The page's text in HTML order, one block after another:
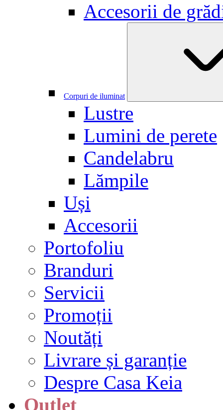
Accesorii de
Corpuri de iluminat
Lustre
Lumini de perete
Candelabru
Lămpile
Uși
Accesorii
Portofoliu
Branduri
Servicii
Promoții
Noutăți
Livrare și garanție
Despre Casa Keia
Outlet